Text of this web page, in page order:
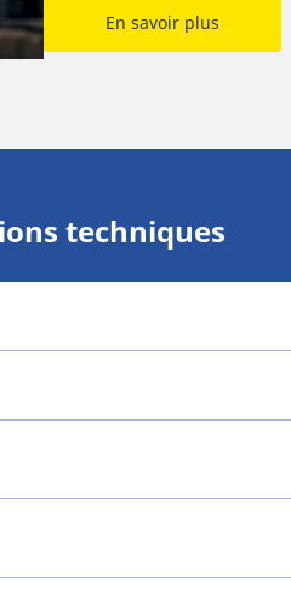
En savoir plus
techniques